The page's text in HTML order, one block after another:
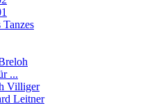
...
Villiger
Leitner